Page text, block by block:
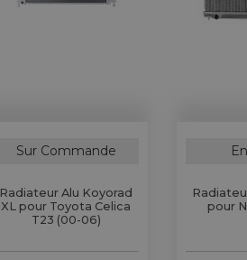
Sur Commande
Radiateur Alu Koyorad
XL pour Toyota Celica
T23 (00-06)
pour